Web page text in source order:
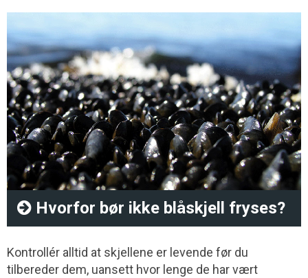
Hvorfor bør ikke blåskjell fryses?
Kontrollér alltid at skjellene er levende før du
tilbereder dem, uansett hvor lenge de har vært